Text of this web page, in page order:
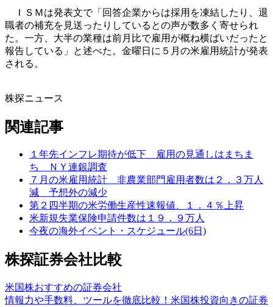
ＩＳＭは発表文で「回答企業からは採用を凍結したり、退
職者の補充を見送ったりしているとの声が数多く寄せられ
た。一方、大半の業種は前月比で雇用が概ね横ばいだったと
報告している」と述べた。金曜日に５月の米雇用統計が発表
される。
株探ニュース
関連記事
１年先インフレ期待が低下 雇用の見通しはまちま
ち ＮＹ連銀調査
７月の米雇用統計 非農業部門雇用者数は２．３万人
減 予想外の減少
第２四半期の米労働生産性速報値、１．４％上昇
米新規失業保険申請件数は１９．９万人
今夜の海外イベント・スケジュール(6日)
株探証券会社比較
米国株おすすめの証券会社
情報力や手数料、ツールを徹底比較！米国株投資向きの証券